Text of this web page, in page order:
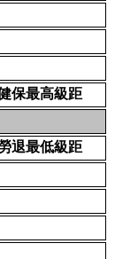
保最高級距
退最低級距